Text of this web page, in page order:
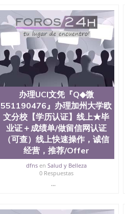
办理UCI文凭『Q◆微
551190476』办理加州大学欧
文分校【学历认证】线上★毕
业证＋成绩单/做留信网认证
（可查）线上快速操作，诚信
经营，推荐/Offer
dfnsen Salud y Belleza
0 Respuestas
...